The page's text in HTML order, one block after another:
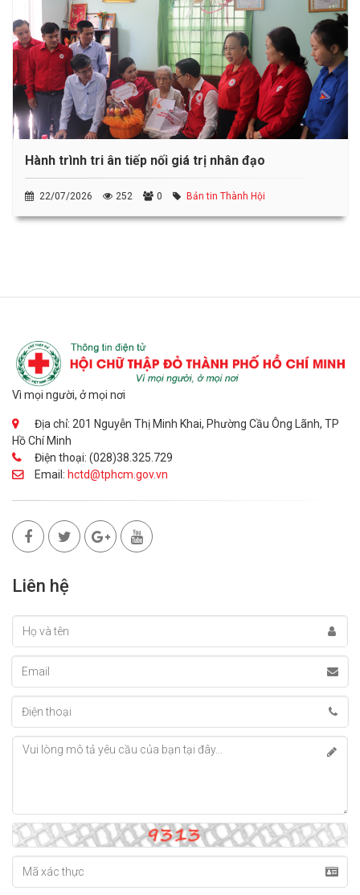
Hành trình tri ân tiếp nối giá trị nhân đạo
22/07/2026 252 0 Bản tin Thành Hội
Vì mọi người, ở mọi nơi
Địa chỉ: 201 Nguyễn Thị Minh Khai, Phường Cầu Ông Lãnh, TP
Hồ Chí Minh
Điện thoại: (028)38.325.729
Email: hctd@tphcm.gov.vn
Liên hệ